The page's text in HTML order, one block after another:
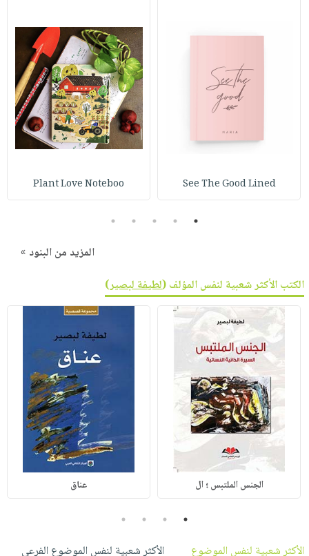
See The Good Lined
Plant Love Noteboo
1
2
3
4
5
المزيد من البنود »
الكتب الأكثر شعبية لنفس المؤلف (لطيفة لبصير)
الجنس الملتبس ؛ ال عناق
1
2
3
4
الأكثر شعبية لنفس الموضوع
الأكثر شعبية لنفس الموضوع الفرعي